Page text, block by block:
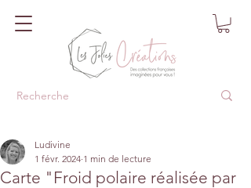
Carte "Froid polaire réalisée par
Ludivine
1 févr. 2024 1 min de lecture